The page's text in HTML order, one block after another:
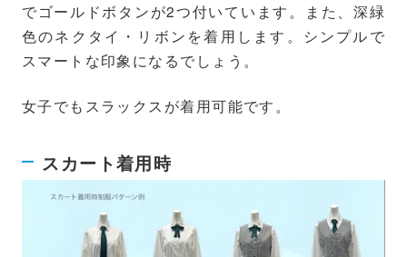
でゴールドボタンが2つ付いています。また、深緑
色のネクタイ・リボンを着用します。シンプルで
スマートな印象になるでしょう。
女子でもスラックスが着用可能です。
スカート着用時